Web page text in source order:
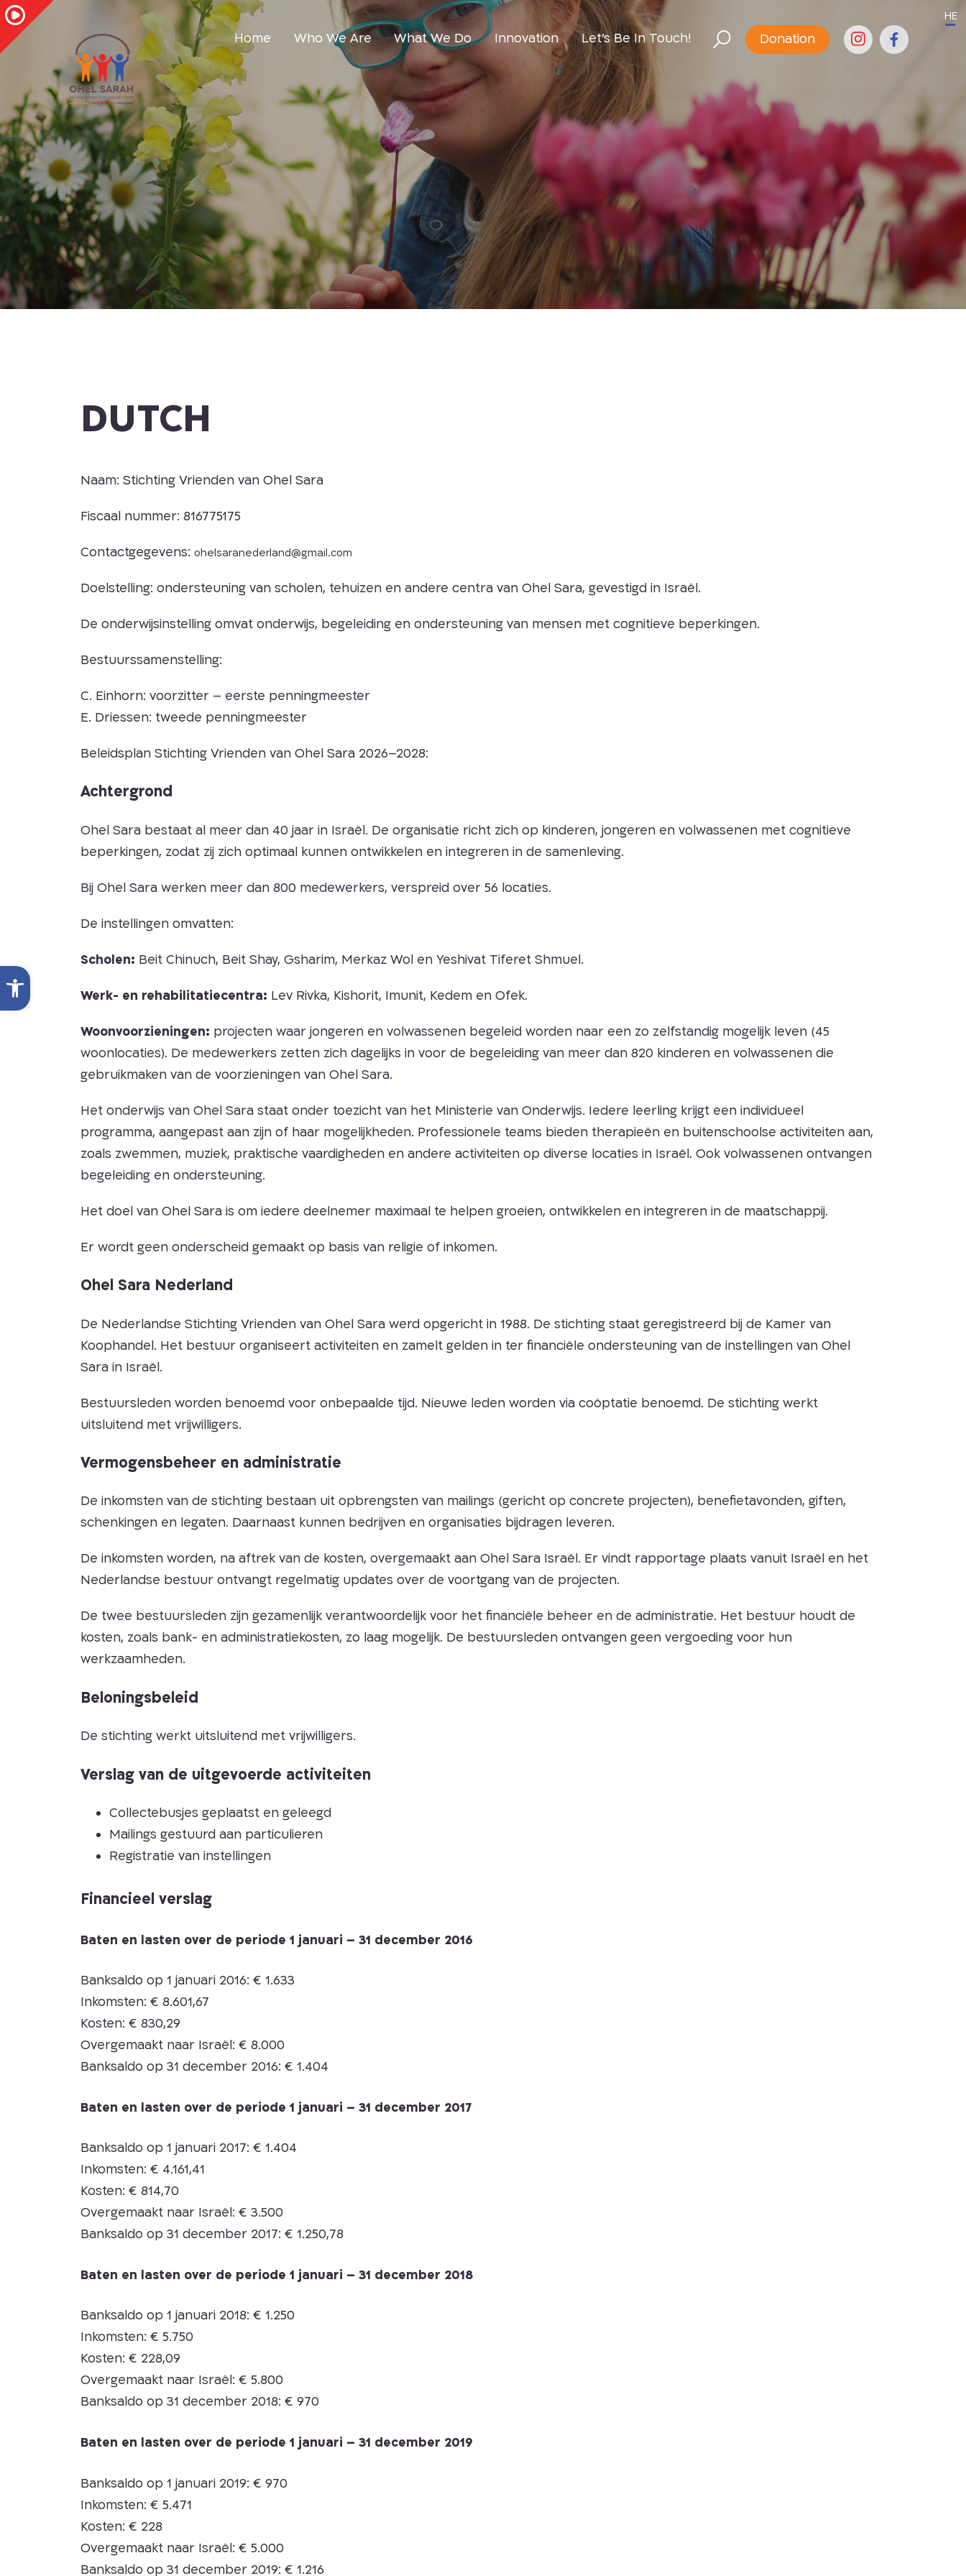
Open toolbar
HE
Home Who We Are What We Do Innovation Let’s Be In Touch! Donation
DUTCH
Naam: Stichting Vrienden van Ohel Sara
Fiscaal nummer: 816775175
Contactgegevens: ohelsaranederland@gmail.com
Doelstelling: ondersteuning van scholen, tehuizen en andere centra van Ohel Sara, gevestigd in Israël.
De onderwijsinstelling omvat onderwijs, begeleiding en ondersteuning van mensen met cognitieve beperkingen.
Bestuurssamenstelling:
C. Einhorn: voorzitter – eerste penningmeester
E. Driessen: tweede penningmeester
Beleidsplan Stichting Vrienden van Ohel Sara 2026–2028:
Achtergrond
Ohel Sara bestaat al meer dan 40 jaar in Israël. De organisatie richt zich op kinderen, jongeren en volwassenen met cognitieve
beperkingen, zodat zij zich optimaal kunnen ontwikkelen en integreren in de samenleving.
Bij Ohel Sara werken meer dan 800 medewerkers, verspreid over 56 locaties.
De instellingen omvatten:
Scholen: Beit Chinuch, Beit Shay, Gsharim, Merkaz Wol en Yeshivat Tiferet Shmuel.
Werk- en rehabilitatiecentra: Lev Rivka, Kishorit, Imunit, Kedem en Ofek.
Woonvoorzieningen: projecten waar jongeren en volwassenen begeleid worden naar een zo zelfstandig mogelijk leven (45
woonlocaties). De medewerkers zetten zich dagelijks in voor de begeleiding van meer dan 820 kinderen en volwassenen die
gebruikmaken van de voorzieningen van Ohel Sara.
Het onderwijs van Ohel Sara staat onder toezicht van het Ministerie van Onderwijs. Iedere leerling krijgt een individueel
programma, aangepast aan zijn of haar mogelijkheden. Professionele teams bieden therapieën en buitenschoolse activiteiten aan,
zoals zwemmen, muziek, praktische vaardigheden en andere activiteiten op diverse locaties in Israël. Ook volwassenen ontvangen
begeleiding en ondersteuning.
Het doel van Ohel Sara is om iedere deelnemer maximaal te helpen groeien, ontwikkelen en integreren in de maatschappij.
Er wordt geen onderscheid gemaakt op basis van religie of inkomen.
Ohel Sara Nederland
De Nederlandse Stichting Vrienden van Ohel Sara werd opgericht in 1988. De stichting staat geregistreerd bij de Kamer van
Koophandel. Het bestuur organiseert activiteiten en zamelt gelden in ter financiële ondersteuning van de instellingen van Ohel
Sara in Israël.
Bestuursleden worden benoemd voor onbepaalde tijd. Nieuwe leden worden via coöptatie benoemd. De stichting werkt
uitsluitend met vrijwilligers.
Vermogensbeheer en administratie
De inkomsten van de stichting bestaan uit opbrengsten van mailings (gericht op concrete projecten), benefietavonden, giften,
schenkingen en legaten. Daarnaast kunnen bedrijven en organisaties bijdragen leveren.
De inkomsten worden, na aftrek van de kosten, overgemaakt aan Ohel Sara Israël. Er vindt rapportage plaats vanuit Israël en het
Nederlandse bestuur ontvangt regelmatig updates over de voortgang van de projecten.
De twee bestuursleden zijn gezamenlijk verantwoordelijk voor het financiële beheer en de administratie. Het bestuur houdt de
kosten, zoals bank- en administratiekosten, zo laag mogelijk. De bestuursleden ontvangen geen vergoeding voor hun
werkzaamheden.
Beloningsbeleid
De stichting werkt uitsluitend met vrijwilligers.
Verslag van de uitgevoerde activiteiten
Collectebusjes geplaatst en geleegd
Mailings gestuurd aan particulieren
Registratie van instellingen
Financieel verslag
Baten en lasten over de periode 1 januari – 31 december 2016
Banksaldo op 1 januari 2016: € 1.633
Inkomsten: € 8.601,67
Kosten: € 830,29
Overgemaakt naar Israël: € 8.000
Banksaldo op 31 december 2016: € 1.404
Baten en lasten over de periode 1 januari – 31 december 2017
Banksaldo op 1 januari 2017: € 1.404
Inkomsten: € 4.161,41
Kosten: € 814,70
Overgemaakt naar Israël: € 3.500
Banksaldo op 31 december 2017: € 1.250,78
Baten en lasten over de periode 1 januari – 31 december 2018
Banksaldo op 1 januari 2018: € 1.250
Inkomsten: € 5.750
Kosten: € 228,09
Overgemaakt naar Israël: € 5.800
Banksaldo op 31 december 2018: € 970
Baten en lasten over de periode 1 januari – 31 december 2019
Banksaldo op 1 januari 2019: € 970
Inkomsten: € 5.471
Kosten: € 228
Overgemaakt naar Israël: € 5.000
Banksaldo op 31 december 2019: € 1.216